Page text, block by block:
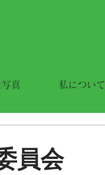
真 私について
員会